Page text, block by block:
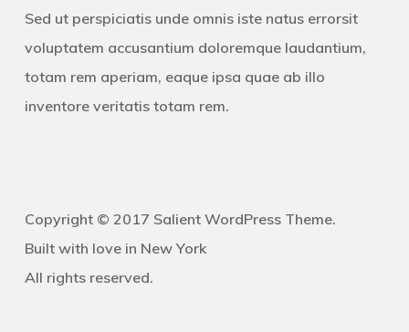
Sed ut perspiciatis unde omnis iste natus errorsit
voluptatem accusantium doloremque laudantium,
totam rem aperiam, eaque ipsa quae ab illo
inventore veritatis totam rem.
Copyright © 2017 Salient WordPress Theme.
Built with love in New York
All rights reserved.